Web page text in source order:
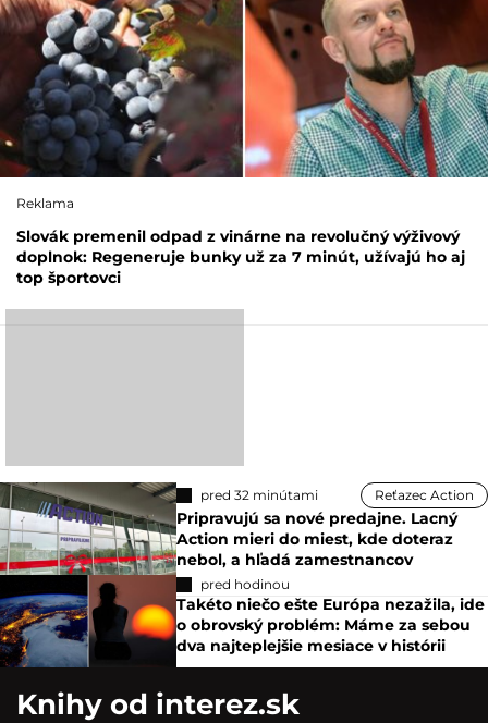
Reklama
Slovák premenil odpad z vinárne na revolučný výživový
doplnok: Regeneruje bunky už za 7 minút, užívajú ho aj
top športovci
pred 32 minútami Reťazec Action
Pripravujú sa nové predajne. Lacný
Action mieri do miest, kde doteraz
nebol, a hľadá zamestnancov
pred hodinou
Takéto niečo ešte Európa nezažila, ide
o obrovský problém: Máme za sebou
dva najteplejšie mesiace v histórii
Knihy od interez.sk